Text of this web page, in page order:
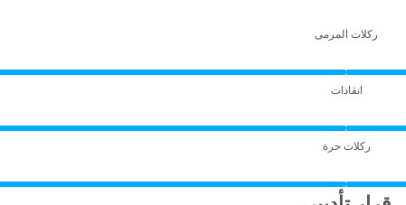
ركلات المرمى
انقاذات
ركلات حرة